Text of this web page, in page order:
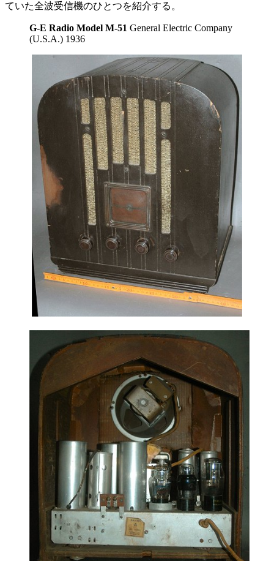
ていた全波受信機のひとつを紹介する。
G-E Radio Model M-51 General Electric Company
(U.S.A.) 1936